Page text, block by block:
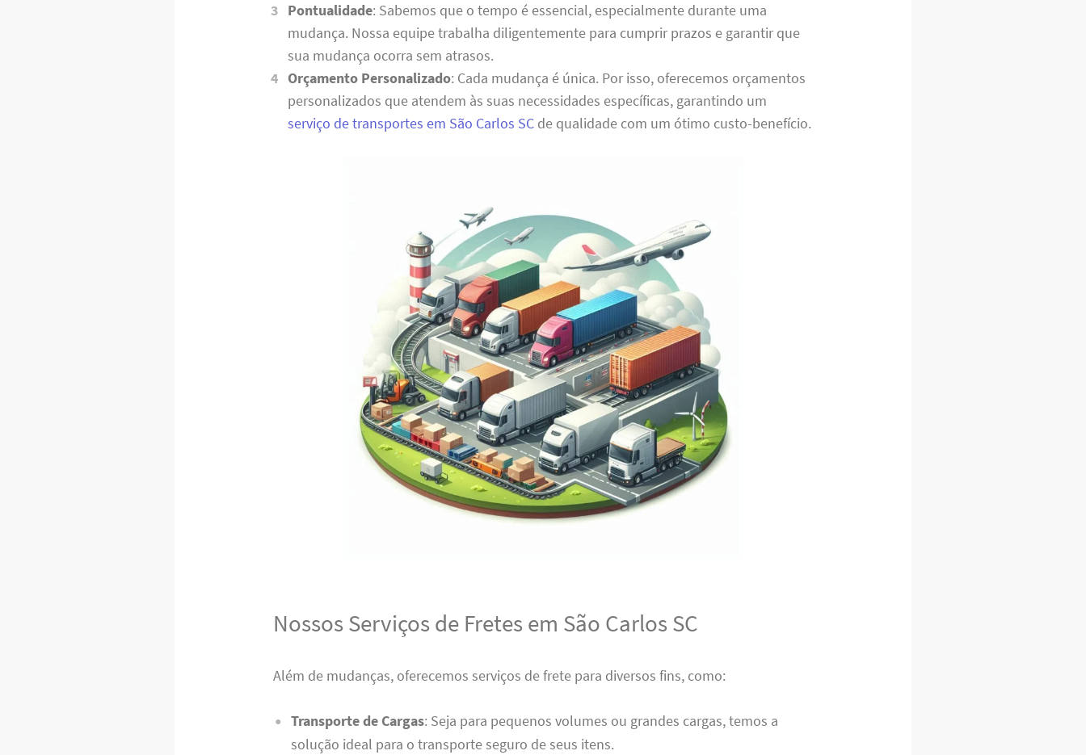
Pontualidade: Sabemos que o tempo é essencial, especialmente durante uma
mudança. Nossa equipe trabalha diligentemente para cumprir prazos e garantir que
sua mudança ocorra sem atrasos.
Orçamento Personalizado: Cada mudança é única. Por isso, oferecemos orçamentos
personalizados que atendem às suas necessidades específicas, garantindo um
serviço de transportes em São Carlos SC de qualidade com um ótimo custo-benefício.
Nossos Serviços de Fretes em São Carlos SC
Além de mudanças, oferecemos serviços de frete para diversos fins, como:
Transporte de Cargas: Seja para pequenos volumes ou grandes cargas, temos a
solução ideal para o transporte seguro de seus itens.